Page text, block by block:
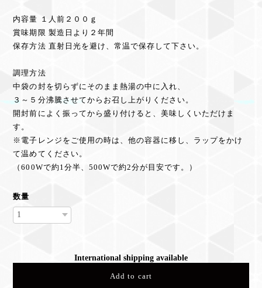
内容量 １人前２００ｇ
賞味期限 製造日より２年間
保存方法 直射日光を避け、常温で保存して下さい。
調理方法
中袋の封を切らずにそのまま熱湯の中に入れ、
３～５分沸騰させてからお召し上がりください。
開封前によく振ってから盛り付けると、美味しくいただけま
す。
※電子レンジをご使用の時は、他の容器に移し、ラップをかけ
て温めてください。
（600Wで約1分半、500Wで約2分が目安です。）
数量
International shipping available
Add to cart